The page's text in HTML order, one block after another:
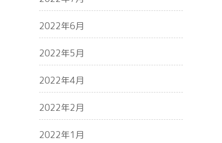
2022年6月
2022年5月
2022年4月
2022年2月
2022年1月